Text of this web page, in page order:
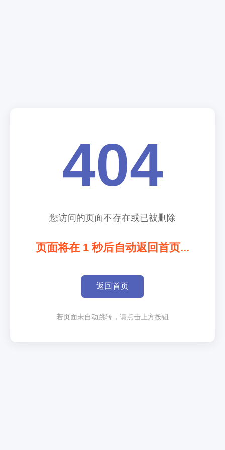
404
您访问的页面不存在或已被删除
页面将在 1 秒后自动返回首页...
返回首页
若页面未自动跳转，请点击上方按钮